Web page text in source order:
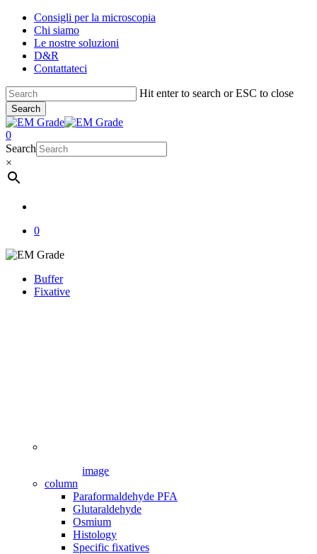
Skip
main
content
Consigli per la microscopia
Chi siamo
Le nostre soluzioni
D&R
Contattateci
Hit enter to search or ESC to close
Search
Close
Search
account
0
Menu
Search
×
0
Buffer
Fixative
image
column
Paraformaldehyde PFA
Glutaraldehyde
Osmium
Histology
Specific fixatives